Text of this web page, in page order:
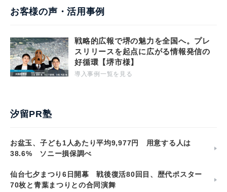
お客様の声・活用事例
戦略的広報で堺の魅力を全国へ。プレ
スリリースを起点に広がる情報発信の
好循環【堺市様】
導入事例一覧を見る
汐留PR塾
お盆玉、子ども1人あたり平均9,977円 用意する人は
38.6% ソニー損保調べ
仙台七夕まつり6日開幕 戦後復活80回目、歴代ポスター
70枚と青葉まつりとの合同演舞